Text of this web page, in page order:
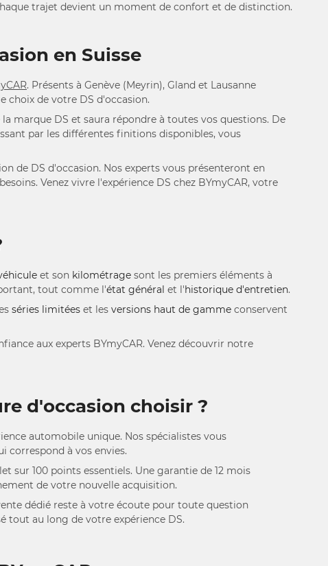
trajet devient un moment de confort et de distinction.
en Suisse
. Présents à Genève (Meyrin), Gland et Lausanne
choix de votre DS d'occasion.
marque DS et saura répondre à toutes vos questions. De
par les différentes finitions disponibles, vous
de DS d'occasion. Nos experts vous présenteront en
Venez vivre l'expérience DS chez BYmyCAR, votre
et son kilométrage sont les premiers éléments à
tout comme l'état général et l'historique d'entretien.
séries limitées et les versions haut de gamme conservent
aux experts BYmyCAR. Venez découvrir notre
d'occasion choisir ?
automobile unique. Nos spécialistes vous
correspond à vos envies.
sur 100 points essentiels. Une garantie de 12 mois
de votre nouvelle acquisition.
dédié reste à votre écoute pour toute question
tout au long de votre expérience DS.